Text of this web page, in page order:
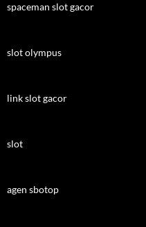
spaceman slot gacor
slot olympus
link slot gacor
slot
agen sbotop